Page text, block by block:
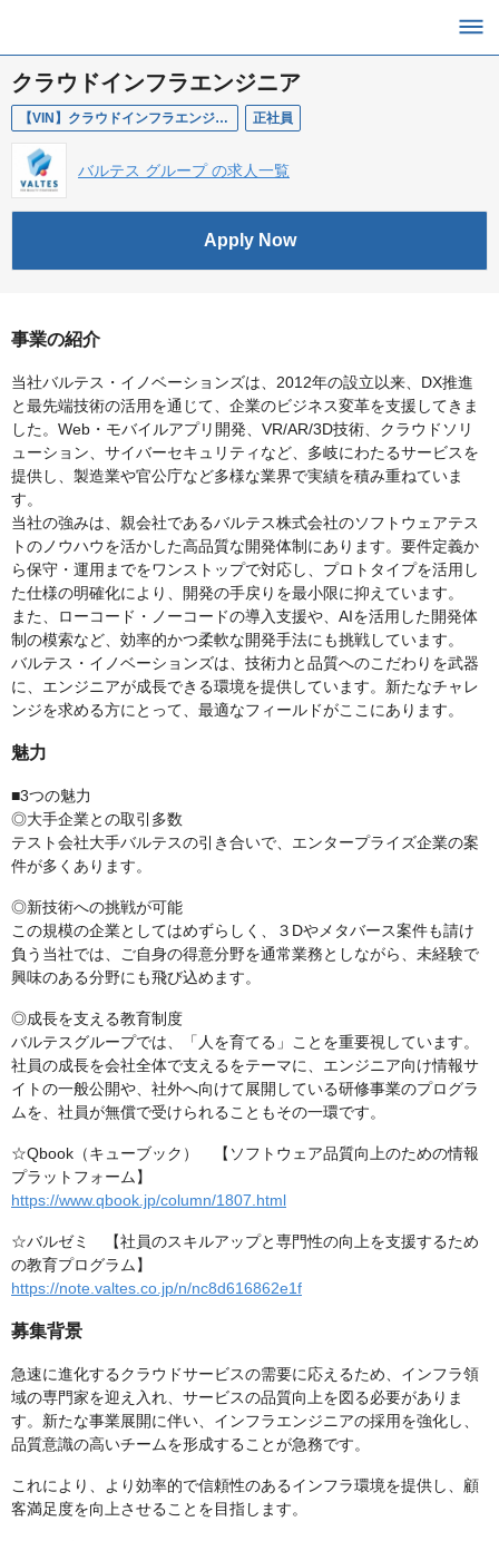
クラウドインフラエンジニア
【VIN】クラウドインフラエンジニア 正社員
バルテス グループ の求人一覧
Apply Now
事業の紹介
当社バルテス・イノベーションズは、2012年の設立以来、DX推進
と最先端技術の活用を通じて、企業のビジネス変革を支援してきま
した。Web・モバイルアプリ開発、VR/AR/3D技術、クラウドソリ
ューション、サイバーセキュリティなど、多岐にわたるサービスを
提供し、製造業や官公庁など多様な業界で実績を積み重ねていま
す。
当社の強みは、親会社であるバルテス株式会社のソフトウェアテス
トのノウハウを活かした高品質な開発体制にあります。要件定義か
ら保守・運用までをワンストップで対応し、プロトタイプを活用し
た仕様の明確化により、開発の手戻りを最小限に抑えています。
また、ローコード・ノーコードの導入支援や、AIを活用した開発体
制の模索など、効率的かつ柔軟な開発手法にも挑戦しています。
バルテス・イノベーションズは、技術力と品質へのこだわりを武器
に、エンジニアが成長できる環境を提供しています。新たなチャレ
ンジを求める方にとって、最適なフィールドがここにあります。
魅力
■3つの魅力
◎大手企業との取引多数
テスト会社大手バルテスの引き合いで、エンタープライズ企業の案
件が多くあります。
◎新技術への挑戦が可能
この規模の企業としてはめずらしく、３Dやメタバース案件も請け
負う当社では、ご自身の得意分野を通常業務としながら、未経験で
興味のある分野にも飛び込めます。
◎成長を支える教育制度
バルテスグループでは、「人を育てる」ことを重要視しています。
社員の成長を会社全体で支えるをテーマに、エンジニア向け情報サ
イトの一般公開や、社外へ向けて展開している研修事業のプログラ
ムを、社員が無償で受けられることもその一環です。
☆Qbook（キューブック） 【ソフトウェア品質向上のための情報
プラットフォーム】
https://www.qbook.jp/column/1807.html
☆バルゼミ 【社員のスキルアップと専門性の向上を支援するため
の教育プログラム】
https://note.valtes.co.jp/n/nc8d616862e1f
募集背景
急速に進化するクラウドサービスの需要に応えるため、インフラ領
域の専門家を迎え入れ、サービスの品質向上を図る必要がありま
す。新たな事業展開に伴い、インフラエンジニアの採用を強化し、
品質意識の高いチームを形成することが急務です。
これにより、より効率的で信頼性のあるインフラ環境を提供し、顧
客満足度を向上させることを目指します。